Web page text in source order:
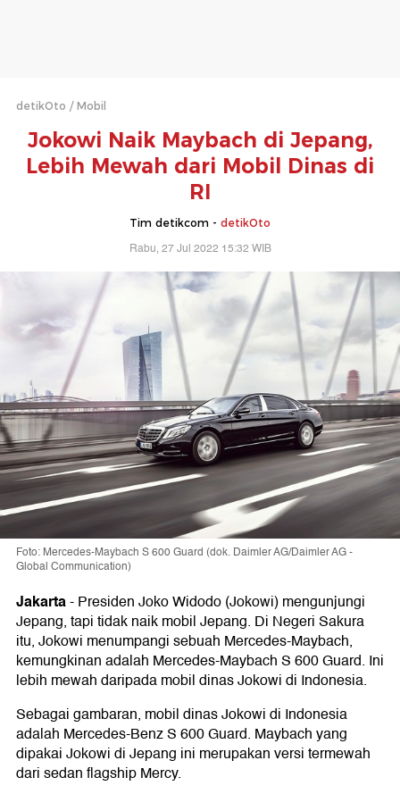
detikOto Mobil
Jokowi Naik Maybach di Jepang,
Lebih Mewah dari Mobil Dinas di
RI
Tim detikcom - detikOto
Rabu, 27 Jul 2022 15:32 WIB
Foto: Mercedes-Maybach S 600 Guard (dok. Daimler AG/Daimler AG -
Global Communication)
Jakarta-Presiden Joko Widodo (Jokowi) mengunjungi
Jepang, tapi tidak naik mobil Jepang. Di Negeri Sakura
itu, Jokowi menumpangi sebuah Mercedes-Maybach,
kemungkinan adalah Mercedes-Maybach S 600 Guard. Ini
lebih mewah daripada mobil dinas Jokowi di Indonesia.
Sebagai gambaran, mobil dinas Jokowi di Indonesia
adalah Mercedes-Benz S 600 Guard. Maybach yang
dipakai Jokowi di Jepang ini merupakan versi termewah
dari sedan flagship Mercy.